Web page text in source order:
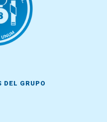
DEL GRUPO